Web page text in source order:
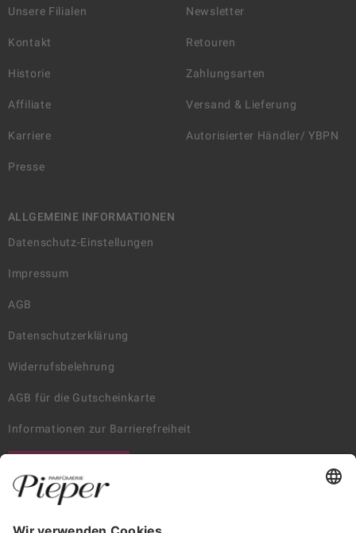
Unsere Filialen
Kontakt
Historie
Affiliate
Karriere
Presse
Newsletter
Retouren
Zahlungsarten
Versand & Lieferung
Autorisierter Händler/ YBPN
ALLGEMEINE INFORMATIONEN
Datenschutz-Einstellungen
Impressum
AGB
Datenschutzerklärung
Widerrufsbelehrung
AGB für die Gutscheinkarte
Informationen zur Barrierefreiheit